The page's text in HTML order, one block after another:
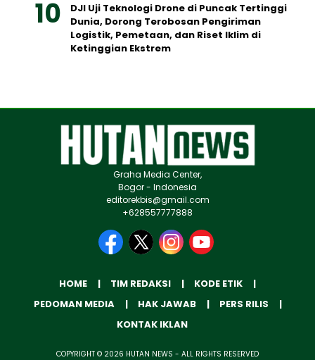
DJI Uji Teknologi Drone di Puncak Tertinggi
Dunia, Dorong Terobosan Pengiriman
Logistik, Pemetaan, dan Riset Iklim di
Ketinggian Ekstrem
Graha Media Center,
Bogor - Indonesia
editorekbis@gmail.com
+628557777888
HOME TIM REDAKSI
KODE ETIK
PEDOMAN MEDIA
HAK JAWAB
PERS RILIS
KONTAK IKLAN
COPYRIGHT © 2026 HUTAN NEWS - ALL RIGHTS RESERVED